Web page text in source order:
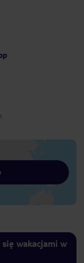
wakacjami w